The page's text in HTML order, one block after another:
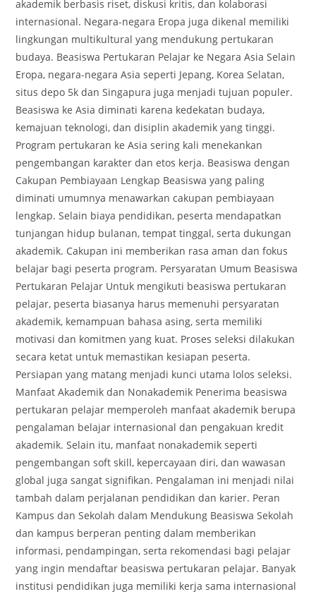
akademik berbasis riset, diskusi kritis, dan kolaborasi
internasional. Negara-negara Eropa juga dikenal memiliki
lingkungan multikultural yang mendukung pertukaran
budaya. Beasiswa Pertukaran Pelajar ke Negara Asia Selain
Eropa, negara-negara Asia seperti Jepang, Korea Selatan,
situs depo 5k dan Singapura juga menjadi tujuan populer.
Beasiswa ke Asia diminati karena kedekatan budaya,
kemajuan teknologi, dan disiplin akademik yang tinggi.
Program pertukaran ke Asia sering kali menekankan
pengembangan karakter dan etos kerja. Beasiswa dengan
Cakupan Pembiayaan Lengkap Beasiswa yang paling
diminati umumnya menawarkan cakupan pembiayaan
lengkap. Selain biaya pendidikan, peserta mendapatkan
tunjangan hidup bulanan, tempat tinggal, serta dukungan
akademik. Cakupan ini memberikan rasa aman dan fokus
belajar bagi peserta program. Persyaratan Umum Beasiswa
Pertukaran Pelajar Untuk mengikuti beasiswa pertukaran
pelajar, peserta biasanya harus memenuhi persyaratan
akademik, kemampuan bahasa asing, serta memiliki
motivasi dan komitmen yang kuat. Proses seleksi dilakukan
secara ketat untuk memastikan kesiapan peserta.
Persiapan yang matang menjadi kunci utama lolos seleksi.
Manfaat Akademik dan Nonakademik Penerima beasiswa
pertukaran pelajar memperoleh manfaat akademik berupa
pengalaman belajar internasional dan pengakuan kredit
akademik. Selain itu, manfaat nonakademik seperti
pengembangan soft skill, kepercayaan diri, dan wawasan
global juga sangat signifikan. Pengalaman ini menjadi nilai
tambah dalam perjalanan pendidikan dan karier. Peran
Kampus dan Sekolah dalam Mendukung Beasiswa Sekolah
dan kampus berperan penting dalam memberikan
informasi, pendampingan, serta rekomendasi bagi pelajar
yang ingin mendaftar beasiswa pertukaran pelajar. Banyak
institusi pendidikan juga memiliki kerja sama internasional